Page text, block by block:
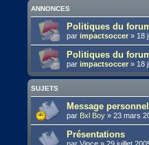
ANNONCES
Politiques du
parimpactsoccer » 18
Politiques du
parimpactsoccer » 18
SUJETS
Message personnel
par Bxl Boy »23 mars
Présentations